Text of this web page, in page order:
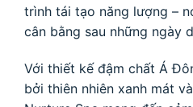
trình tái tạo năng lượng –
cân bằng sau những ngày
Với thiết kế đậm chất Á
bởi thiên nhiên xanh mát